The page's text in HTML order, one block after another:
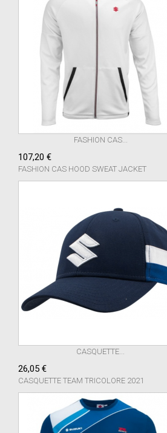
FASHION CAS...
107,20 €
FASHION CAS HOOD SWEAT JACKET
CASQUETTE...
26,05 €
CASQUETTE TEAM TRICOLORE 2021